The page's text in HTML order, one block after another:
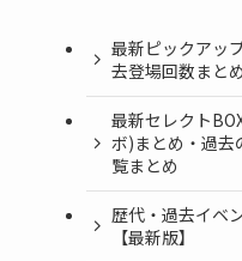
最新ピックアッ
去登場回数まとめ
最新セレクト
ボ)まとめ・過去
覧まとめ
歴代・過去イベ
【最新版】